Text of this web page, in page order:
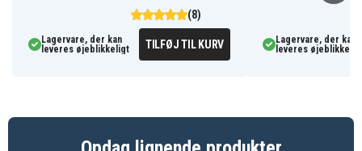
Gopro HD Surf
Gopro Hero
Gopro Hero HD
1080p Digital
(8)
Lagervare, der kan
leveres øjeblikkeligt
TILFØJ TIL KURV
Lagervare, der kan
leveres